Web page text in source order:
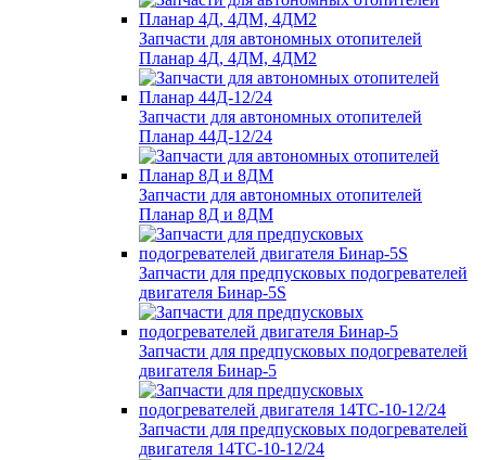
Запчасти для автономных отопителей
Планар 4Д, 4ДМ, 4ДМ2
Запчасти для автономных отопителей
Планар 44Д-12/24
Запчасти для автономных отопителей
Планар 8Д и 8ДМ
Запчасти для предпусковых подогревателей
двигателя Бинар-5S
Запчасти для предпусковых подогревателей
двигателя Бинар-5
Запчасти для предпусковых подогревателей
двигателя 14ТС-10-12/24